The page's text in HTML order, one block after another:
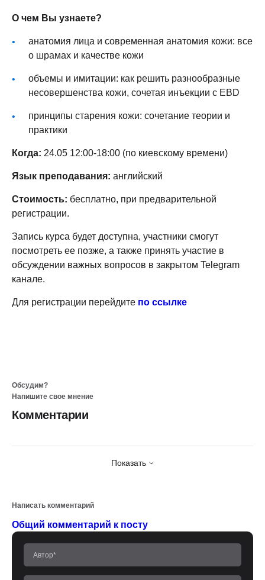
О чем Вы узнаете?
анатомия лица и современная анатомия кожи: все
о шрамах и качестве кожи
объемы и имитации: как решить разнообразные
несовершенства кожи, сочетая инъекции с EBD
принципы старения кожи: сочетание теории и
практики
Когда: 24.05 12:00-18:00 (по киевскому времени)
Язык преподавания: английский
Стоимость: бесплатно, при предварительной
регистрации.
Запись курса будет доступна, участники смогут
посмотреть ее позже, а также принять участие в
обсуждении важных вопросов в закрытом Telegram
канале.
Для регистрации перейдите по ссылке
Обсудим?
Напишите свое мнение
Комментарии
Показать
Написать комментарий
Общий комментарий к посту